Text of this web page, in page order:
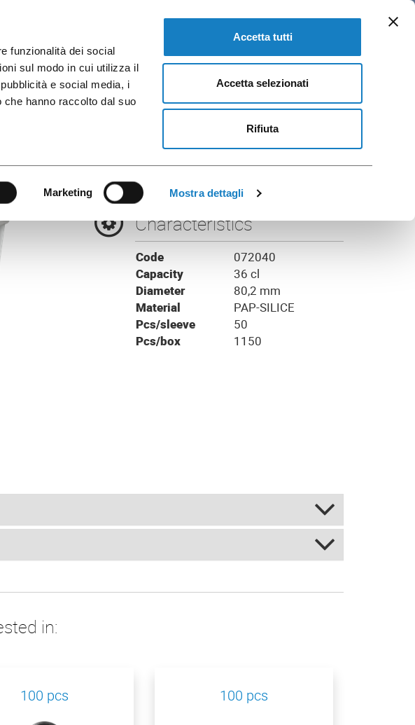
funzionalità dei social
sul modo in cui utilizza il
e social media, i
hanno raccolto dal suo
Marketing Mostra dettagli
Accetta tutti
Accetta selezionati
Rifiuta
EN
Alpha
Characteristics
Code
072040
Capacity
36 cl
Diameter
80,2 mm
Material
PAP-SILICE
Pcs/sleeve
50
Pcs/box
1150
in:
100 pcs 100 pcs